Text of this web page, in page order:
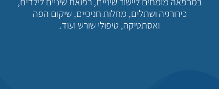
כירורגיה ושתלים, מחלות חניכיים, שיקום הפה
ואסתטיקה, טיפולי שורש ועוד.